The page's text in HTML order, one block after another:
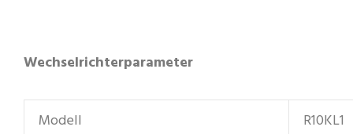
Wechselrichterparameter
Modell
R10KL1